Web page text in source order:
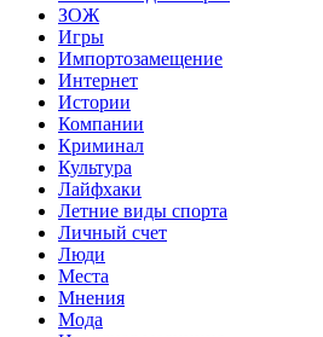
ЗОЖ
Игры
Импортозамещение
Интернет
Истории
Компании
Криминал
Культура
Лайфхаки
Летние виды спорта
Личный счет
Люди
Места
Мнения
Мода